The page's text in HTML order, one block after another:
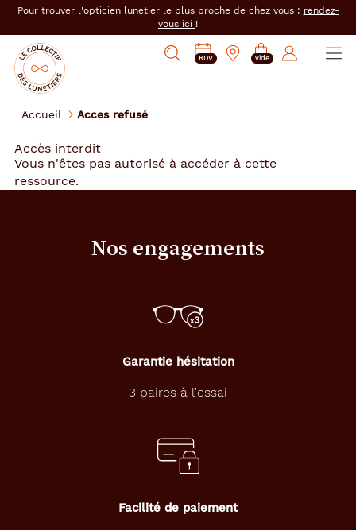
auPour trouver l'opticien lunetier le plus proche de chez vous : rendez-
vous ici !
Opticien
le
collectif
lunetiers
AfficherPRENDRE
RDV
Mon
magasin
Mes
vide
Mon
compte
Ouvrir
menu
Accueil Acces refusé
Accès interdit
Vous n'êtes pas autorisé à accéder à cette
ressource.
Nos engagements
Garantie hésitation
3 paires à l'essai
Facilité de paiement